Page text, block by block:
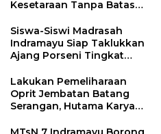
Kesetaraan Tanpa Batas
Siswa-Siswi Madrasah
Indramayu Siap Taklukkan
Ajang Porseni Tingkat
Lakukan Pemeliharaan
Oprit Jembatan Batang
Serangan, Hutama Karya
55 Tol Binjai–Langsa